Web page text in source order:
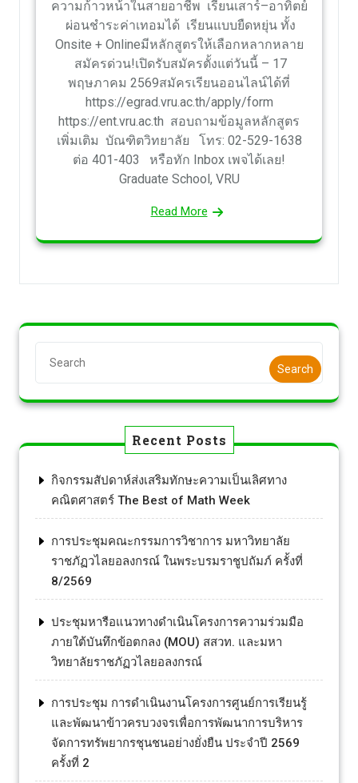
ความก้าวหน้าในสายอาชีพ เรียนเสาร์–อาทิตย์
ผ่อนชำระค่าเทอมได้ เรียนแบบยืดหยุ่น ทั้ง
Onsite + Onlineมีหลักสูตรให้เลือกหลากหลาย
สมัครด่วน!เปิดรับสมัครตั้งแต่วันนี้ – 17
พฤษภาคม 2569สมัครเรียนออนไลน์ได้ที่
https://egrad.vru.ac.th/apply/form
https://ent.vru.ac.th สอบถามข้อมูลหลักสูตร
เพิ่มเติม บัณฑิตวิทยาลัย โทร: 02-529-1638
ต่อ 401-403 หรือทัก Inbox เพจได้เลย!
Graduate School, VRU
Read More
Search
Recent Posts
กิจกรรมสัปดาห์ส่งเสริมทักษะความเป็นเลิศทาง
คณิตศาสตร์ The Best of Math Week
การประชุมคณะกรรมการวิชาการ มหาวิทยาลัย
ราชภัฏวไลยอลงกรณ์ ในพระบรมราชูปถัมภ์ ครั้งที่
8/2569
ประชุมหารือแนวทางดำเนินโครงการความร่วมมือ
ภายใต้บันทึกข้อตกลง (MOU) สสวท. และมหา
วิทยาลัยราชภัฏวไลยอลงกรณ์
การประชุม การดำเนินงานโครงการศูนย์การเรียนรู้
และพัฒนาข้าวครบวงจรเพื่อการพัฒนาการบริหาร
จัดการทรัพยากรชุนชนอย่างยั่งยืน ประจำปี 2569
ครั้งที่ 2